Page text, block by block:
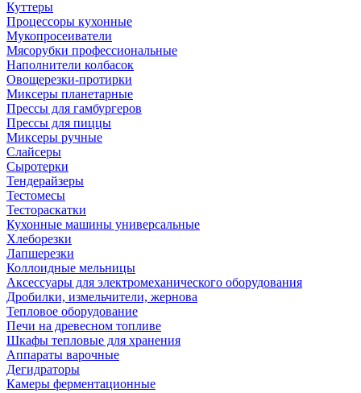
Куттеры
Процессоры кухонные
Мукопросеиватели
Мясорубки профессиональные
Наполнители колбасок
Овощерезки-протирки
Миксеры планетарные
Прессы для гамбургеров
Прессы для пиццы
Миксеры ручные
Слайсеры
Сыротерки
Тендерайзеры
Тестомесы
Тестораскатки
Кухонные машины универсальные
Хлеборезки
Лапшерезки
Коллоидные мельницы
Аксессуары для электромеханического оборудования
Дробилки, измельчители, жернова
Тепловое оборудование
Печи на древесном топливе
Шкафы тепловые для хранения
Аппараты варочные
Дегидраторы
Камеры ферментационные